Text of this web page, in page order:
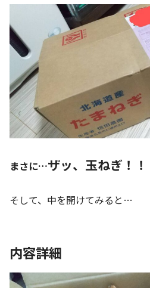
まさに…ザッ、玉ねぎ！！
そして、中を開けてみると…
内容詳細